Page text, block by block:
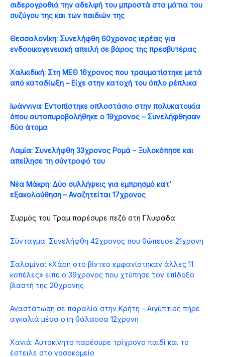
σιδερογροθιά την αδελφή του μπροστά στα μάτια του
συζύγου της και των παιδιών της
Θεσσαλονίκη: Συνελήφθη 60χρονος ιερέας για
ενδοοικογενειακή απειλή σε βάρος της πρεσβυτέρας
Χαλκιδική: Στη ΜΕΘ 16χρονος που τραυματίστηκε μετά
από καταδίωξη – Είχε στην κατοχή του όπλο ρέπλικα
Ιωάννινα: Εντοπίστηκε οπλοστάσιο στην πολυκατοικία
όπου αυτοπυροβολήθηκε ο 19χρονος – Συνελήφθησαν
δύο άτομα
Λαμία: Συνελήφθη 33χρονος Ρομά – Ξυλοκόπησε και
απείλησε τη σύντροφό του
Νέα Μάκρη: Δύο συλλήψεις για εμπρησμό κατ’
εξακολούθηση – Αναζητείται 17χρονος
Συρμός του Τραμ παρέσυρε πεζό στη Γλυφάδα
Σύνταγμα: Συνελήφθη 42χρονος που θώπευσε 21χρονη
Σαλαμίνα: «Χάρη στο βίντεο εμφανίστηκαν άλλες 11
κοπέλες» είπε ο 39χρονος που χτύπησε τον επίδοξο
βιαστή της 20χρονης
Αναστάτωση σε παραλία στην Κρήτη – Αιγύπτιος πήρε
αγκαλιά μέσα στη θάλασσα 12χρονη
Χανιά: Αυτοκίνητο παρέσυρε τρίχρονο παιδί και το
έστειλε στο νοσοκομείο